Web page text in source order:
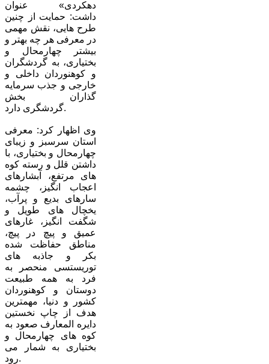
دهکردی» عنوان
داشت: حمایت از چنین
طرح هایی، نقش مهمی
در معرفی هر چه بهتر و
بیشتر چهارمحال و
بختیاری، به گردشگران
و کوهنوردان داخلی و
خارجی و جذب سرمایه
گذاران بخش
گردشگری دارد.
وی اظهار کرد: معرفی
استان سرسبز و زیبای
چهارمحال و بختیاری، با
داشتن قلل و رسته کوه
های مرتفع، آبشارهای
اعجاب انگیز، چشمه
سارهای بدیع و پرآب،
یخچال های طویل و
شگفت انگیز، غارهای
عمیق و پیچ در پیچ،
مناطق حفاظت شده
بکر و جاذبه های
توریستسی منحصر به
فرد به همه طبیعت
دوستان و کوهنوردان
کشور و دنیا، مهمترین
هدف از چاپ نخستین
دایره المعارف صعود به
کوه های چهارمحال و
بختیاری به شمار می
رود.